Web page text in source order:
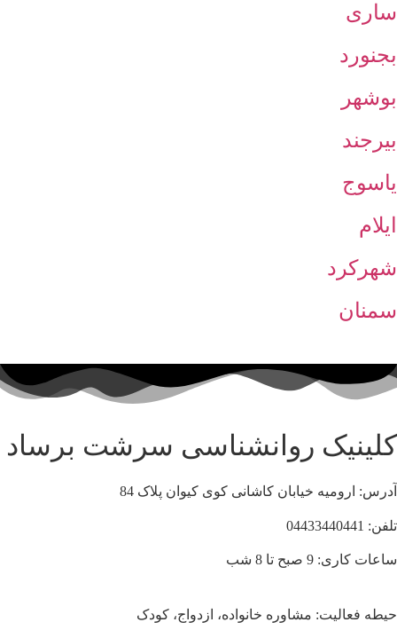
ساری
بجنورد
بوشهر
بیرجند
یاسوج
ایلام
شهرکرد
سمنان
کلینیک روانشناسی سرشت برساد
آدرس: ارومیه خیابان کاشانی کوی کیوان پلاک 84
تلفن: 04433440441
ساعات کاری: 9 صبح تا 8 شب
حیطه فعالیت: مشاوره خانواده، ازدواج، کودک